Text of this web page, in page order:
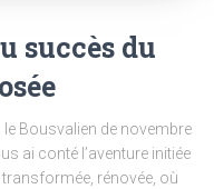
succès du
le Bousvalien de novembre
ai conté l’aventure initiée
transformée, rénovée, où